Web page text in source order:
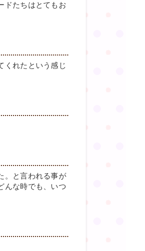
ドたちはとてもお
くれたという感じ
。と言われる事が
んな時でも、いつ